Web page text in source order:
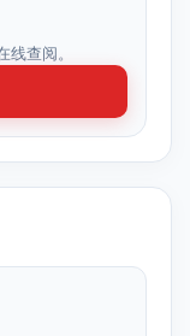
查阅。